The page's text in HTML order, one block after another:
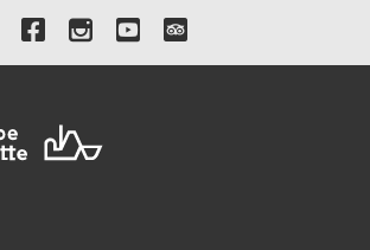
Verlinkungen zu unseren